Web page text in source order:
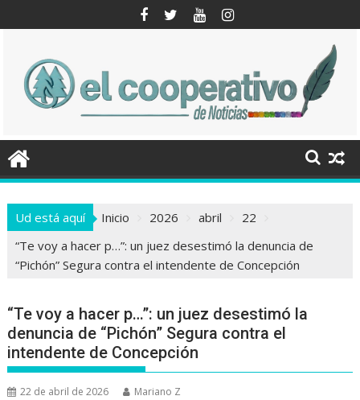
al
Ud está aquí Inicio 2026 abril
22
“Te voy a hacer p…”: un juez desestimó la denuncia de
“Pichón” Segura contra el intendente de Concepción
“Te voy a hacer p…”: un juez desestimó la
denuncia de “Pichón” Segura contra el
intendente de Concepción
22 de abril de 2026 Mariano Z